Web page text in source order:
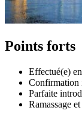
Points forts
Effectué(e)
Confirmation
Parfaite
Ramassage